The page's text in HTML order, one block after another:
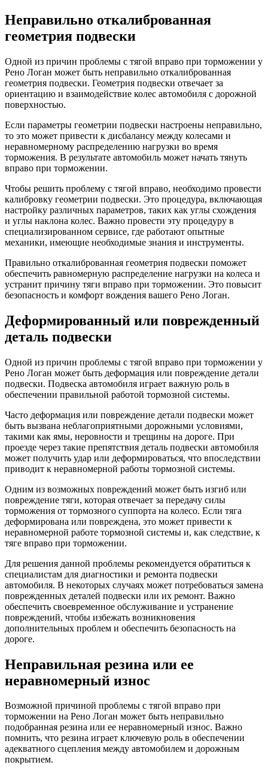
Неправильно откалиброванная
геометрия подвески
Одной из причин проблемы с тягой вправо при торможении у
Рено Логан может быть неправильно откалиброванная
геометрия подвески. Геометрия подвески отвечает за
ориентацию и взаимодействие колес автомобиля с дорожной
поверхностью.
Если параметры геометрии подвески настроены неправильно,
то это может привести к дисбалансу между колесами и
неравномерному распределению нагрузки во время
торможения. В результате автомобиль может начать тянуть
вправо при торможении.
Чтобы решить проблему с тягой вправо, необходимо провести
калибровку геометрии подвески. Это процедура, включающая
настройку различных параметров, таких как углы схождения
и углы наклона колес. Важно провести эту процедуру в
специализированном сервисе, где работают опытные
механики, имеющие необходимые знания и инструменты.
Правильно откалиброванная геометрия подвески поможет
обеспечить равномерную распределение нагрузки на колеса и
устранит причину тяги вправо при торможении. Это повысит
безопасность и комфорт вождения вашего Рено Логан.
Деформированный или поврежденный
деталь подвески
Одной из причин проблемы с тягой вправо при торможении у
Рено Логан может быть деформация или повреждение детали
подвески. Подвеска автомобиля играет важную роль в
обеспечении правильной работой тормозной системы.
Часто деформация или повреждение детали подвески может
быть вызвана неблагоприятными дорожными условиями,
такими как ямы, неровности и трещины на дороге. При
проезде через такие препятствия деталь подвески автомобиля
может получить удар или деформироваться, что впоследствии
приводит к неравномерной работы тормозной системы.
Одним из возможных повреждений может быть изгиб или
повреждение тяги, которая отвечает за передачу силы
торможения от тормозного суппорта на колесо. Если тяга
деформирована или повреждена, это может привести к
неравномерной работе тормозной системы и, как следствие, к
тяге вправо при торможении.
Для решения данной проблемы рекомендуется обратиться к
специалистам для диагностики и ремонта подвески
автомобиля. В некоторых случаях может потребоваться замена
поврежденных деталей подвески или их ремонт. Важно
обеспечить своевременное обслуживание и устранение
повреждений, чтобы избежать возникновения
дополнительных проблем и обеспечить безопасность на
дороге.
Неправильная резина или ее
неравномерный износ
Возможной причиной проблемы с тягой вправо при
торможении на Рено Логан может быть неправильно
подобранная резина или ее неравномерный износ. Важно
помнить, что резина играет ключевую роль в обеспечении
адекватного сцепления между автомобилем и дорожным
покрытием.